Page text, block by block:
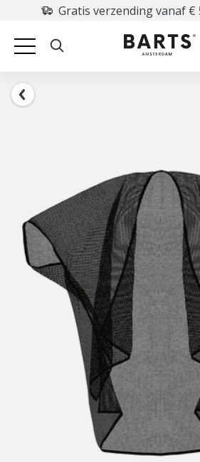
Gratis verzending vanaf €